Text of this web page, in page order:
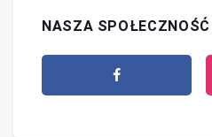
NASZA SPOŁECZNOŚĆ